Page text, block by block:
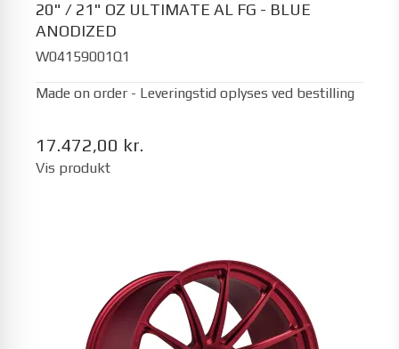
20" / 21" OZ ULTIMATE AL FG - BLUE
ANODIZED
W04159001Q1
Made on order - Leveringstid oplyses ved bestilling
17.472,00 kr.
Vis produkt